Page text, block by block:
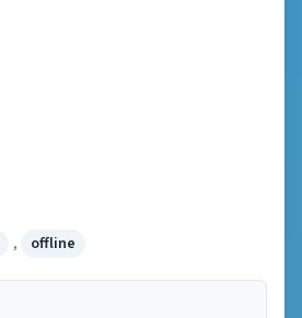
, offline